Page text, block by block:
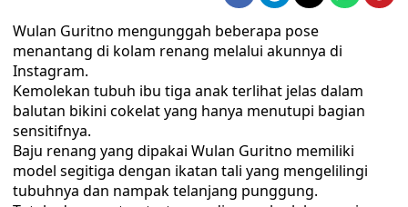
Wulan Guritno mengunggah beberapa pose
menantang di kolam renang melalui akunnya di
Instagram.
Kemolekan tubuh ibu tiga anak terlihat jelas dalam
balutan bikini cokelat yang hanya menutupi bagian
sensitifnya.
Baju renang yang dipakai Wulan Guritno memiliki
model segitiga dengan ikatan tali yang mengelilingi
tubuhnya dan nampak telanjang punggung.